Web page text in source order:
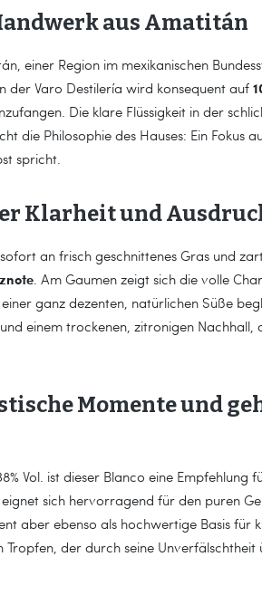
aus Amatitán
einer Region im mexikanischen
Varo Destilería wird konsequent auf
Die klare Flüssigkeit in der
die Philosophie des Hauses: Ein Fokus
spricht.
Klarheit und
an frisch geschnittenes Gras und
. Am Gaumen zeigt sich die volle
ganz dezenten, natürlichen Süße
einem trockenen, zitronigen Nachhall,
Momente und
Vol. ist dieser Blanco eine Empfehlung
sich hervorragend für den puren
aber ebenso als hochwertige Basis für
der durch seine